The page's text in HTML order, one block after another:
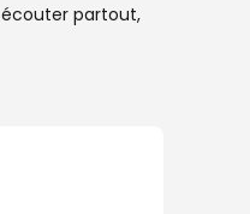
écouter partout,